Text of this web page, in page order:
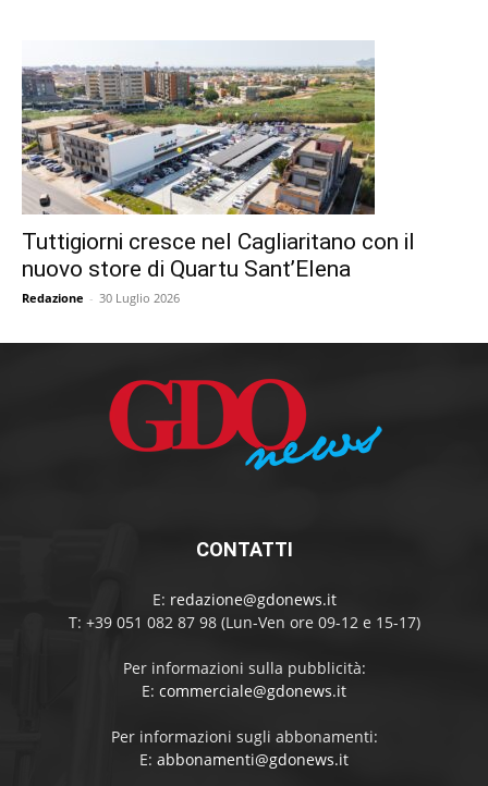
Tuttigiorni cresce nel Cagliaritano con il
nuovo store di Quartu Sant’Elena
Redazione - 30 Luglio 2026
CONTATTI
E: redazione@gdonews.it
T: +39 051 082 87 98 (Lun-Ven ore 09-12 e 15-17)
Per informazioni sulla pubblicità:
E: commerciale@gdonews.it
Per informazioni sugli abbonamenti:
E: abbonamenti@gdonews.it